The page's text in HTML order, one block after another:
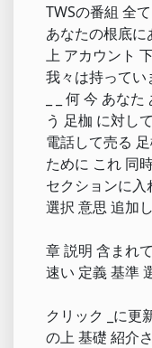
TWSの番組 全
あなたの根底
上 アカウント
我々は持ってい
_ _ 何 今 あな
う 足枷 に対し
電話して売る
ために これ 同
セクションに入
選択 意思 追加
章 説明 含まれ
速い 定義 基準
クリック _に更
の上 基礎 紹介